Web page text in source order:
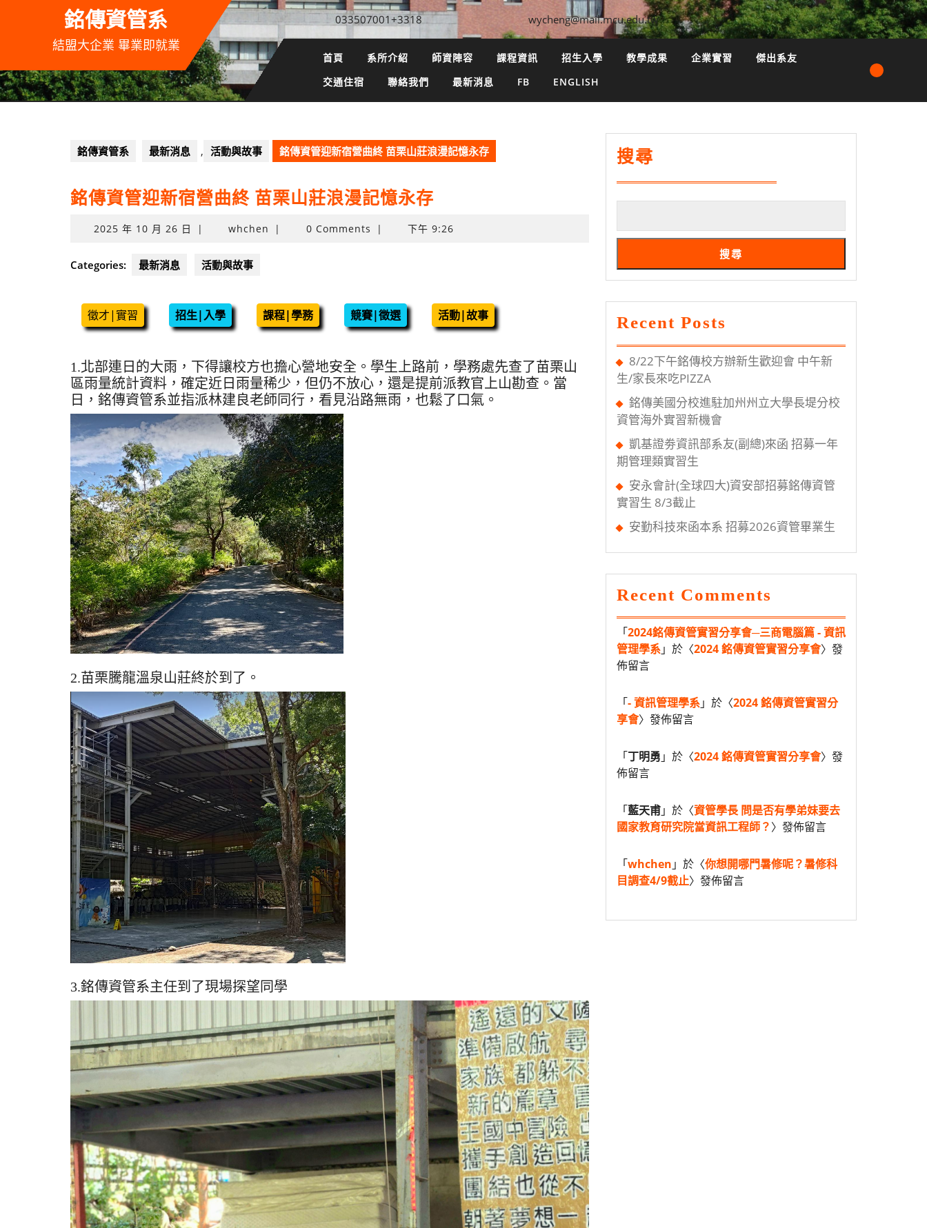
銘傳資管系
結盟大企業 畢業即就業
033507001+3318 wycheng@mail.mcu.edu.tw
首頁 系所介紹 師資陣容 課程資訊 招生入學 教學成果 企業實習
傑出系友
交通住宿
聯絡我們 最新消息 FB ENGLISH
銘傳資管系 最新消息 , 活動與故事 銘傳資管迎新宿營曲終 苗栗山莊浪漫記憶永存
銘傳資管迎新宿營曲終 苗栗山莊浪漫記憶永存
2025 年 10 月 26 日 2025
10
日
| whchen | 0 Comments | 下午 9:26
Categories: 最新消息 活動與故事
徵才|實習 招生|入學 課程|學務 競賽|徵選 活動|故事
1.北部連日的大雨，下得讓校方也擔心營地安全。學生上路前，學務處先查了苗栗山
區雨量統計資料，確定近日雨量稀少，但仍不放心，還是提前派教官上山勘查。當
日，銘傳資管系並指派林建良老師同行，看見沿路無雨，也鬆了口氣。
2.苗栗騰龍溫泉山莊終於到了。
3.銘傳資管系主任到了現場探望同學
搜尋
搜尋
Recent Posts
8/22下午銘傳校方辦新生歡迎會 中午新
生/家長來吃PIZZA
銘傳美國分校進駐加州州立大學長堤分校
資管海外實習新機會
凱基證劵資訊部系友(副總)來函 招募一年
期管理類實習生
安永會計(全球四大)資安部招募銘傳資管
實習生 8/3截止
安勤科技來函本系 招募2026資管畢業生
Recent Comments
「2024銘傳資管實習分享會─三商電腦篇 - 資訊
管理學系」於〈2024 銘傳資管實習分享會〉發
佈留言
「- 資訊管理學系」於〈2024 銘傳資管實習分
享會〉發佈留言
「丁明勇 」於〈2024 銘傳資管實習分享會〉發
佈留言
「藍天甫」於〈資管學長 問是否有學弟妹要去
國家教育研究院當資訊工程師？〉發佈留言
「whchen 」於〈你想開哪門暑修呢？暑修科
目調查4/9截止〉發佈留言